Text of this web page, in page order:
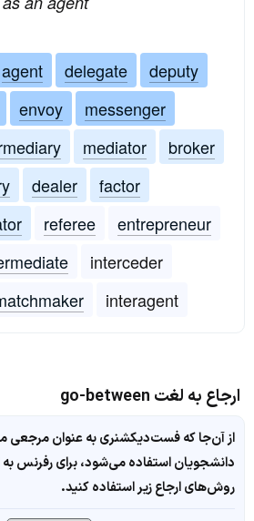
agent delegate
deputy
envoy
messenger
mediator
broker
dealer
factor
referee
entrepreneur
interceder
interagent
ارجاع به لغت go-between
از آن‌جا که فست‌دیکشنری به عنوان مرجعی
دانشجویان استفاده می‌شود، برای رفرنس
روش‌های ارجاع زیر استفاده کنید.